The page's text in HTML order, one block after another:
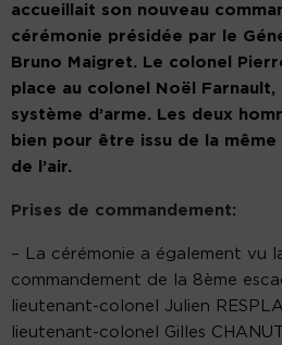
accueillait son nouveau
cérémonie présidée par le
Bruno Maigret. Le colonel
place au colonel Noël
système d’arme. Les deux
bien pour être issu de la
de l’air.
Prises de commandement:
– La cérémonie a également vu
commandement de la 8ème
lieutenant-colonel Julien
lieutenant-colonel Gilles CHANUT